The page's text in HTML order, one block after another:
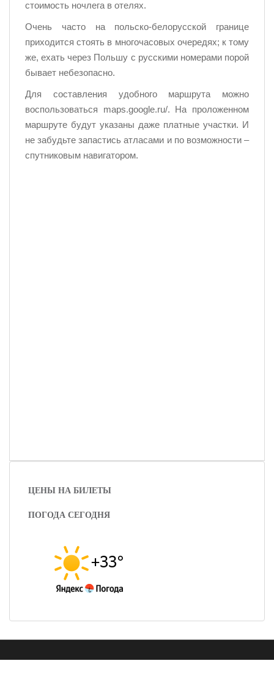
стоимость ночлега в отелях.
Очень часто на польско-белорусской границе
приходится стоять в многочасовых очередях; к тому
же, ехать через Польшу с русскими номерами порой
бывает небезопасно.
Для составления удобного маршрута можно
воспользоваться maps.google.ru/. На проложенном
маршруте будут указаны даже платные участки. И
не забудьте запастись атласами и по возможности –
спутниковым навигатором.
ЦЕНЫ НА БИЛЕТЫ
ПОГОДА СЕГОДНЯ